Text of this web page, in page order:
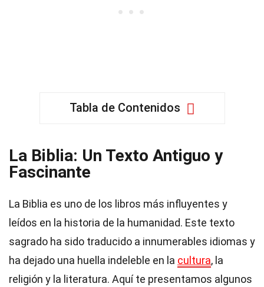
Tabla de Contenidos
La Biblia: Un Texto Antiguo y
Fascinante
La Biblia es uno de los libros más influyentes y
leídos en la historia de la humanidad. Este texto
sagrado ha sido traducido a innumerables idiomas y
ha dejado una huella indeleble en la cultura, la
religión y la literatura. Aquí te presentamos algunos